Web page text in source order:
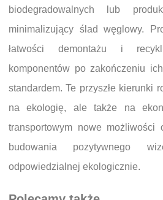
biodegradowalnych lub
minimalizujący ślad węglowy.
łatwości demontażu i
komponentów po zakończeniu
standardem. Te przyszłe kierunki
na ekologię, ale także na
transportowym nowe możliwości
budowania pozytywnego
odpowiedzialnej ekologicznie.